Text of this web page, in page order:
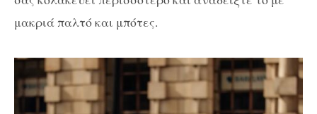
μακριά παλτό και μπότες.